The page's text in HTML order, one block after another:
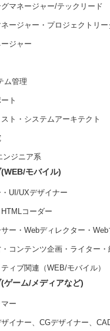
マネージャー/テックリード
ージャー・プロジェクトリー
ジャー
ム管理
ト
ト・システムアーキテクト
ンジニア系
モバイル)
UI/UXデザイナー
コーダー
ー・Webディレクター・
コンテンツ企画・ライター・
ィブ関連（WEB/モバイル）
ゲーム/メディアなど)
ー
イナー、CGデザイナー、